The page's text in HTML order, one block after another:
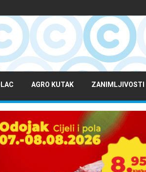
AGRO KUTAK ZANIMLJIVOSTI